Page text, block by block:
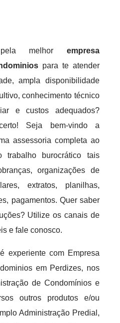
pela melhor empresa
para te atender
ampla disponibilidade
conhecimento técnico
e custos adequados?
Seja bem-vindo a
assessoria completa ao
trabalho burocrático tais
organizações de
extratos, planilhas,
pagamentos. Quer saber
Utilize os canais de
e fale conosco.
experiente com Empresa
em Perdizes, nos
de Condomínios e
outros produtos e/ou
Administração Predial,